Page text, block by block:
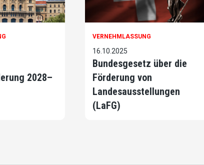
2028–
VERNEHMLASSUNG
16.10.2025
Bundesgesetz über die
Förderung von
Landesausstellungen
(LaFG)